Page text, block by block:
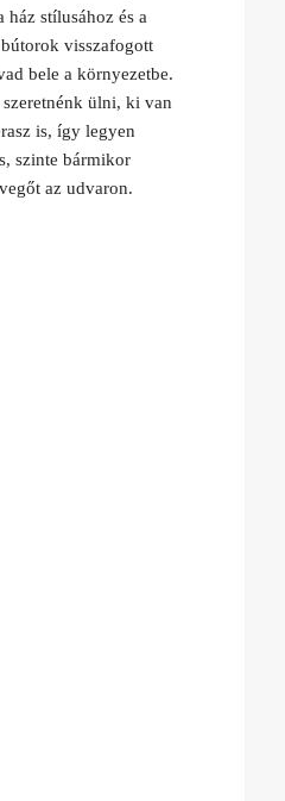
stílusához és a
visszafogott
bele a környezetbe.
ülni, ki van
is, így legyen
szinte bármikor
az udvaron.